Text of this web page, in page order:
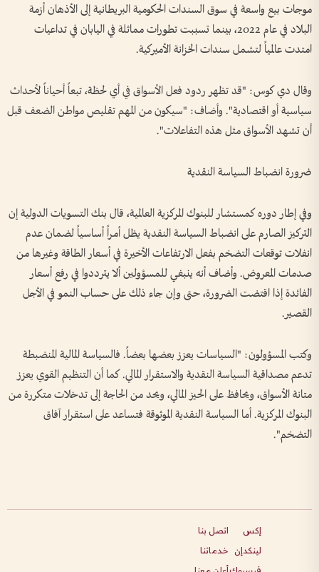
موجات بيع واسعة في سوق السندات الحكومية البريطانية إلى الأذهان أزمة
البلاد في عام 2022، بينما تسببت تطورات مماثلة في اليابان في تداعيات
امتدت عالمياً لتشمل سندات الخزانة الأميركية.
وقال دي كوس: "قد تظهر ردود فعل الأسواق في أي لحظة، تبعاً أحياناً لأحداث
سياسية أو اقتصادية". وأضاف: "سيكون من المهم تقليص مواطن الضعف قبل
أن تشهد الأسواق مثل هذه التفاعلات".
ضرورة انضباط السياسة النقدية
وفي إطار دوره كمستشار للبنوك المركزية العالمية، قال بنك التسويات الدولية إن
التركيز الصارم على انضباط السياسة النقدية يظل أمراً أساسياً لضمان عدم
انفلات توقعات التضخم بفعل الارتفاعات الأخيرة في أسعار الطاقة وغيرها من
صدمات المعروض. وأضاف أنه ينبغي للمسؤولين ألا يترددوا في رفع أسعار
الفائدة إذا اقتضت الضرورة، حتى وإن جاء ذلك على حساب النمو في الأجل
القصير.
وكتب المسؤولون: "السياسات يعزز بعضها بعضاً. فالسياسة المالية المنضبطة
تدعم مصداقية السياسة النقدية والاستقرار المالي. كما أن التنظيم القوي يعزز
متانة الأسواق، ويحافظ على الحيز المالي، ويحد من الحاجة إلى تدخلات متكررة من
البنوك المركزية. أما السياسة النقدية الموثوقة فتساعد على استقرار آفاق
التضخم".
إكس
لينكدإن
اتصل بنا
خدماتنا